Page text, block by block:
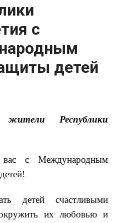
с
детей
жители Республики
вас с Международным
детей счастливыми
их любовью и